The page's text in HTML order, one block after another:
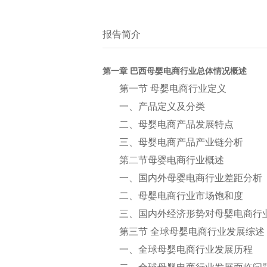
报告简介
第一章 巴西母婴电商行业总体情况概述
第一节 母婴电商行业定义
一、产品定义及分类
二、母婴电商产品发展特点
三、母婴电商产品产业链分析
第二节母婴电商行业概述
一、国内外母婴电商行业差距分析
二、母婴电商行业市场饱和度
三、国内外经济形势对母婴电商行
第三节 全球母婴电商行业发展综述
一、全球母婴电商行业发展历程